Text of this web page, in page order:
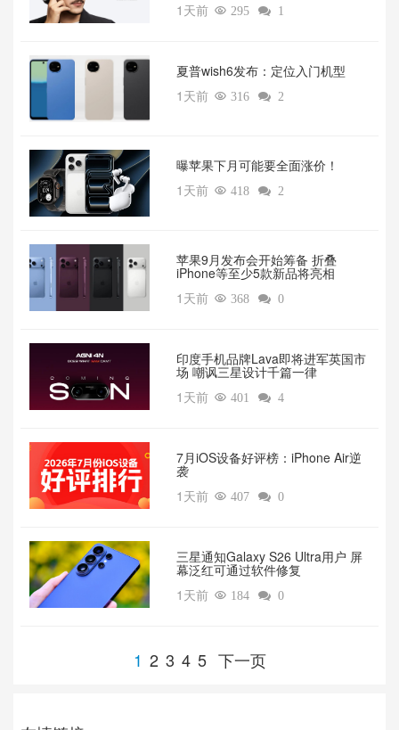
1天前  295  1
夏普wish6发布：定位入门机型
1天前  316  2
曝苹果下月可能要全面涨价！
1天前  418  2
苹果9月发布会开始筹备 折叠
iPhone等至少5款新品将亮相
1天前  368  0
印度手机品牌Lava即将进军英国市
场 嘲讽三星设计千篇一律
1天前  401  4
7月iOS设备好评榜：iPhone Air逆
袭
1天前  407  0
三星通知Galaxy S26 Ultra用户 屏
幕泛红可通过软件修复
1天前  184  0
1 2 3 4 5 下一页